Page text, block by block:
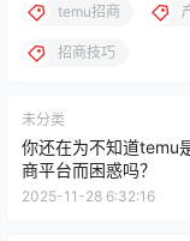
temu招商
招商技巧
未分类
你还在为不知道temu
商平台而困惑吗？
2025-11-28 6:32:16